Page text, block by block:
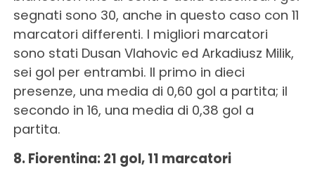
segnati sono 30, anche in questo caso con 11
marcatori differenti. I migliori marcatori
sono stati Dusan Vlahovic ed Arkadiusz Milik,
sei gol per entrambi. Il primo in dieci
presenze, una media di 0,60 gol a partita; il
secondo in 16, una media di 0,38 gol a
partita.
8. Fiorentina: 21 gol, 11 marcatori